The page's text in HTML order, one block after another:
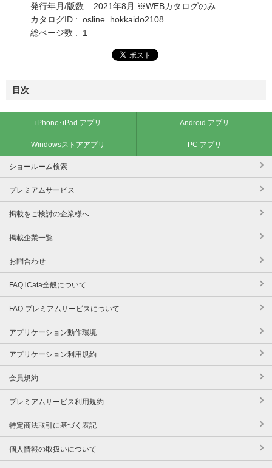
発行年月/版数 : 2021年8月 ※WEBカタログのみ
カタログID : osline_hokkaido2108
総ページ数 : 1
目次
iPhone･iPad アプリ Android アプリ
Windowsストアアプリ PC アプリ
ショールーム検索
プレミアムサービス
掲載をご検討の企業様へ
掲載企業一覧
お問合わせ
FAQ iCata全般について
FAQ プレミアムサービスについて
アプリケーション動作環境
アプリケーション利用規約
会員規約
プレミアムサービス利用規約
特定商法取引に基づく表記
個人情報の取扱いについて